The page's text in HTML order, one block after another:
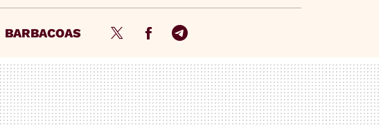
BARBACOAS Twitter FacebookTelegram